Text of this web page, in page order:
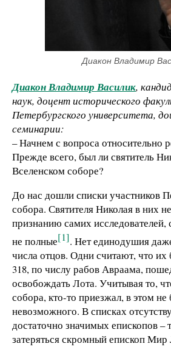
Диакон Владимир
Диакон Владимир Василик,
наук, доцент исторического
Петербургского университета,
семинарии:
– Начнем с вопроса относительно
Прежде всего, был ли святитель
Вселенском соборе?
До нас дошли списки участников
собора. Святителя Николая в них
признанию самих исследователей,
не полные[1]. Нет единодушия
числа отцов. Одни считают, что их
318, по числу рабов Авраама,
освобождать Лота. Учитывая то,
собора, кто-то приезжал, в этом
невозможного. В списках
достаточно значимых епископов –
затеряться скромный епископ